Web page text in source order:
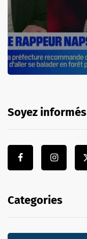
Soyez informés
Categories